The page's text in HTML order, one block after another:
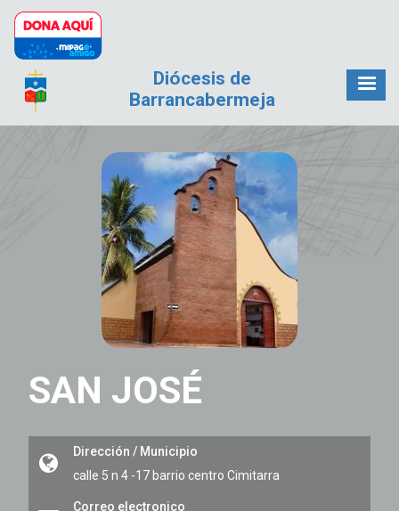
Pasar al contenido principal
Diócesis de
Barrancabermeja
SAN JOSÉ
Dirección / Municipio
calle 5 n 4 -17 barrio centro Cimitarra
Correo electronico